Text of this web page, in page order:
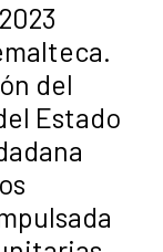
del
Estado